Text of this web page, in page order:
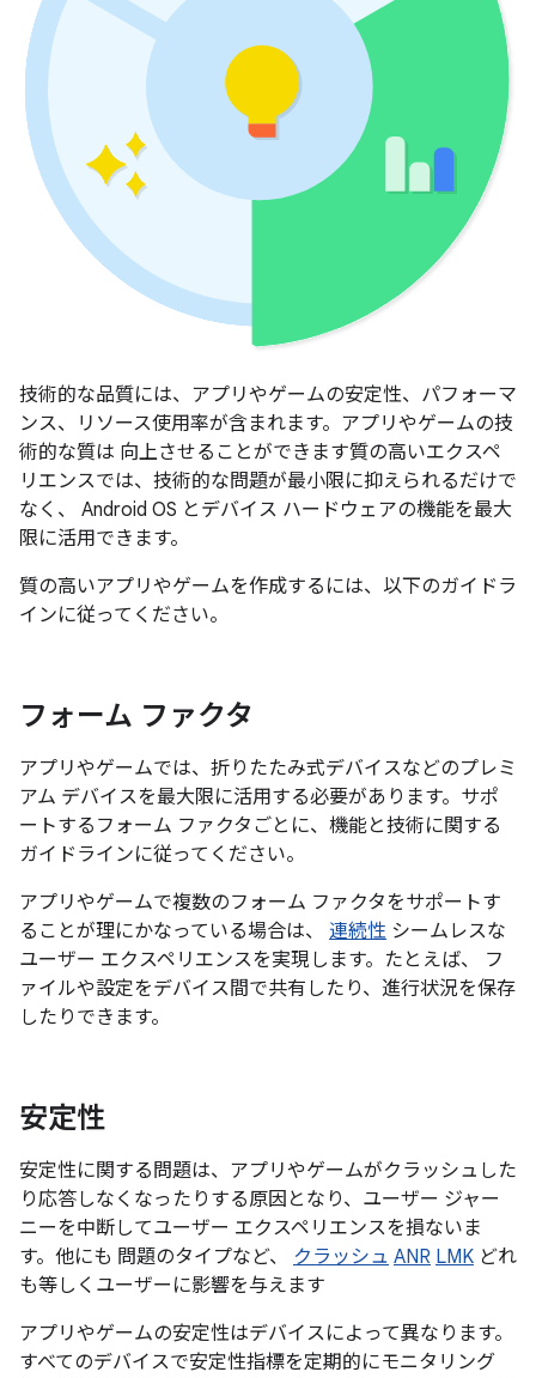
技術的な品質には、アプリやゲームの安定性、パフォーマ
ンス、リソース使用率が含まれます。アプリやゲームの技
術的な質は 向上させることができます質の高いエクスペ
リエンスでは、技術的な問題が最小限に抑えられるだけで
なく、 Android OS とデバイス ハードウェアの機能を最大
限に活用できます。
質の高いアプリやゲームを作成するには、以下のガイドラ
インに従ってください。
フォーム ファクタ
アプリやゲームでは、折りたたみ式デバイスなどのプレミ
アム デバイスを最大限に活用する必要があります。サポ
ートするフォーム ファクタごとに、機能と技術に関する
ガイドラインに従ってください。
アプリやゲームで複数のフォーム ファクタをサポートす
ることが理にかなっている場合は、 連続性 シームレスな
ユーザー エクスペリエンスを実現します。たとえば、 フ
ァイルや設定をデバイス間で共有したり、進行状況を保存
したりできます。
安定性
安定性に関する問題は、アプリやゲームがクラッシュした
り応答しなくなったりする原因となり、ユーザー ジャー
ニーを中断してユーザー エクスペリエンスを損ないま
す。他にも 問題のタイプなど、 クラッシュ ANR LMK どれ
も等しくユーザーに影響を与えます
アプリやゲームの安定性はデバイスによって異なります。
すべてのデバイスで安定性指標を定期的にモニタリング